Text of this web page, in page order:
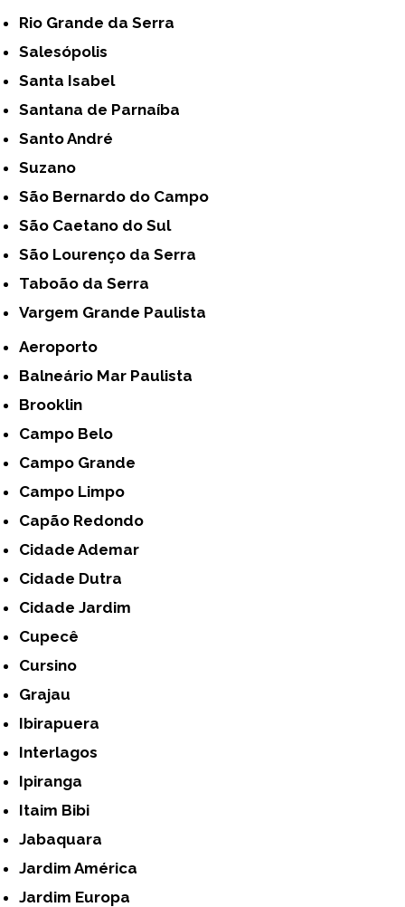
Rio Grande da Serra
Salesópolis
Santa Isabel
Santana de Parnaíba
Santo André
Suzano
São Bernardo do Campo
São Caetano do Sul
São Lourenço da Serra
Taboão da Serra
Vargem Grande Paulista
Aeroporto
Balneário Mar Paulista
Brooklin
Campo Belo
Campo Grande
Campo Limpo
Capão Redondo
Cidade Ademar
Cidade Dutra
Cidade Jardim
Cupecê
Cursino
Grajau
Ibirapuera
Interlagos
Ipiranga
Itaim Bibi
Jabaquara
Jardim América
Jardim Europa